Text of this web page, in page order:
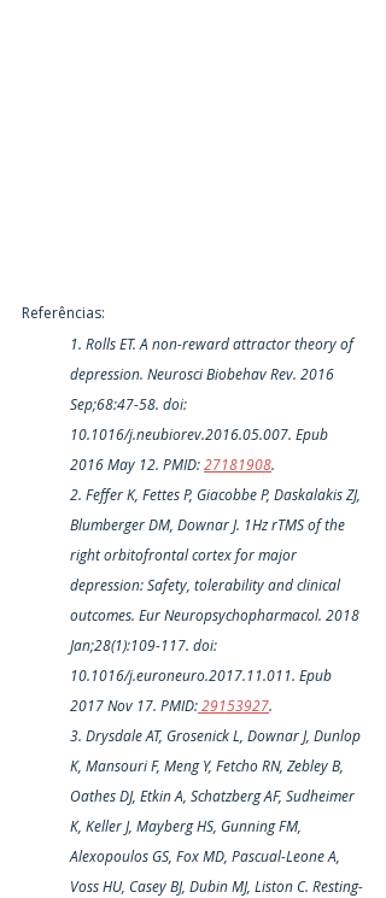
Referências:
1. Rolls ET. A non-reward attractor theory of
depression. Neurosci Biobehav Rev. 2016
Sep;68:47-58. doi:
10.1016/j.neubiorev.2016.05.007. Epub
2016 May 12. PMID: 27181908.
2. Feffer K, Fettes P, Giacobbe P, Daskalakis ZJ,
Blumberger DM, Downar J. 1Hz rTMS of the
right orbitofrontal cortex for major
depression: Safety, tolerability and clinical
outcomes. Eur Neuropsychopharmacol. 2018
Jan;28(1):109-117. doi:
10.1016/j.euroneuro.2017.11.011. Epub
2017 Nov 17. PMID: 29153927.
3. Drysdale AT, Grosenick L, Downar J, Dunlop
K, Mansouri F, Meng Y, Fetcho RN, Zebley B,
Oathes DJ, Etkin A, Schatzberg AF, Sudheimer
K, Keller J, Mayberg HS, Gunning FM,
Alexopoulos GS, Fox MD, Pascual-Leone A,
Voss HU, Casey BJ, Dubin MJ, Liston C. Resting-